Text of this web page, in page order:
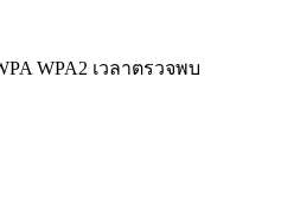
WPA2 เวลาตรวจพบ